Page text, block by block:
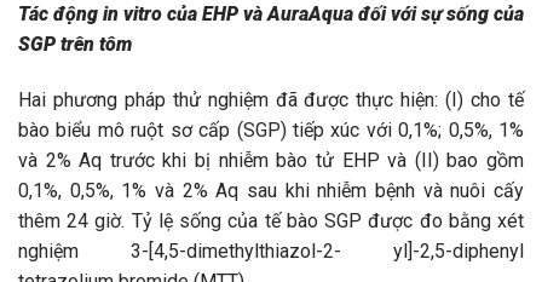
Tác động in vitro của EHP và AuraAqua đối với sự sống của
SGP trên tôm
Hai phương pháp thử nghiệm đã được thực hiện: (I) cho tế
bào biểu mô ruột sơ cấp (SGP) tiếp xúc với 0,1%; 0,5%, 1%
và 2% Aq trước khi bị nhiễm bào tử EHP và (II) bao gồm
0,1%, 0,5%, 1% và 2% Aq sau khi nhiễm bệnh và nuôi cấy
thêm 24 giờ. Tỷ lệ sống của tế bào SGP được đo bằng xét
nghiệm 3-[4,5-dimethylthiazol-2- yl]-2,5-diphenyl